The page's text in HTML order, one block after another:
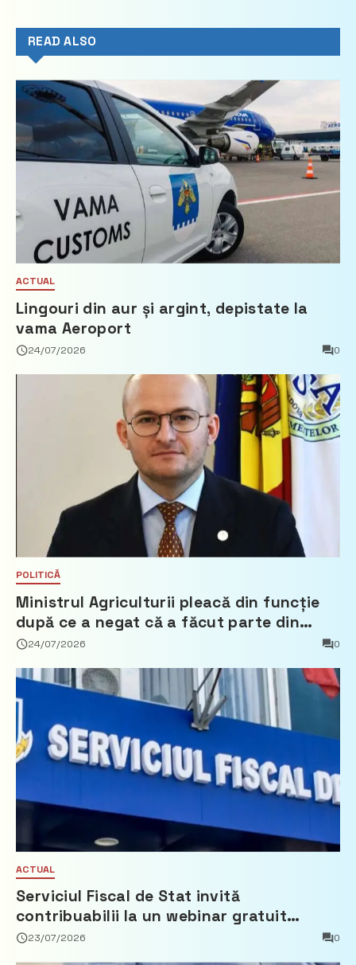
READ ALSO
ACTUAL
Lingouri din aur și argint, depistate la
vama Aeroport
24/07/2026 0
POLITICĂ
Ministrul Agriculturii pleacă din funcție
după ce a negat că a făcut parte din
Partidul Democrat
24/07/2026 0
ACTUAL
Serviciul Fiscal de Stat invită
contribuabilii la un webinar gratuit
privind calculul impozitului pe bunurile
23/07/2026 0